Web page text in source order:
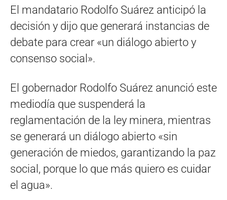
El mandatario Rodolfo Suárez anticipó la
decisión y dijo que generará instancias de
debate para crear «un diálogo abierto y
consenso social».
El gobernador Rodolfo Suárez anunció este
mediodía que suspenderá la
reglamentación de la ley minera, mientras
se generará un diálogo abierto «sin
generación de miedos, garantizando la paz
social, porque lo que más quiero es cuidar
el agua».